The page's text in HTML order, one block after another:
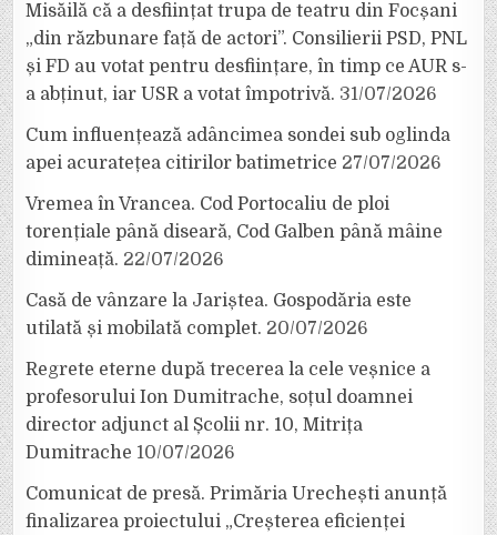
Misăilă că a desființat trupa de teatru din Focșani
„din răzbunare față de actori”. Consilierii PSD, PNL
și FD au votat pentru desființare, în timp ce AUR s-
a abținut, iar USR a votat împotrivă. 31/07/2026
Cum influențează adâncimea sondei sub oglinda
apei acuratețea citirilor batimetrice 27/07/2026
Vremea în Vrancea. Cod Portocaliu de ploi
torențiale până diseară, Cod Galben până mâine
dimineață. 22/07/2026
Casă de vânzare la Jariștea. Gospodăria este
utilată și mobilată complet. 20/07/2026
Regrete eterne după trecerea la cele veșnice a
profesorului Ion Dumitrache, soțul doamnei
director adjunct al Școlii nr. 10, Mitrița
Dumitrache 10/07/2026
Comunicat de presă. Primăria Urechești anunță
finalizarea proiectului „Creșterea eficienței